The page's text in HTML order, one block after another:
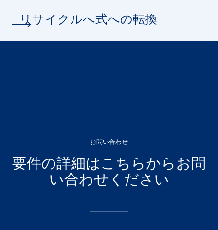
リサイクルへ式への転換
お問い合わせ
要件の詳細はこちらからお問
い合わせください